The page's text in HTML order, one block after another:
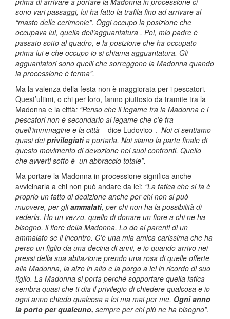
sono vari passaggi, lui ha fatto la trafila fino ad arrivare al
“masto delle cerimonie”. Oggi occupo la posizione che
occupava lui, quella dell’agguantatura . Poi, mio padre è
passato sotto al quadro, e la posizione che ha occupato
prima lui e che occupo io si chiama agguantatura. Gli
agguantatori sono quelli che sorreggono la Madonna quando
la processione è ferma”.
Ma la valenza della festa non è maggiorata per i pescatori.
Quest’ultimi, o chi per loro, fanno piuttosto da tramite tra la
Madonna e la città: “Penso che il legame fra la Madonna e i
pescatori non è secondario al legame che c’è fra
quell’immmagine e la città – dice Ludovico-. Noi ci sentiamo
quasi deiprivilegiatia portarla. Noi siamo la parte finale di
questo movimento di devozione nei suoi confronti. Quello
che avverti sotto è un abbraccio totale”.
Ma portare la Madonna in processione significa anche
avvicinarla a chi non può andare da lei: “La fatica che si fa è
proprio un fatto di dedizione anche per chi non si può
muovere, per gliammalati, per chi non ha la possibilità di
vederla. Ho un vezzo, quello di donare un fiore a chi ne ha
bisogno, il fiore della Madonna. Lo do ai parenti di un
ammalato se li incontro. C’è una mia amica carissima che ha
perso un figlio da una decina di anni, e io quando arrivo nei
pressi della sua abitazione prendo una rosa di quelle offerte
alla Madonna, la alzo in alto e la porgo a lei in ricordo di suo
figlio. La Madonna si porta perché sopportare quella fatica
sembra quasi che ti dia il privilegio di chiedere qualcosa e io
ogni anno chiedo qualcosa a lei ma mai per me. Ogni anno
la porto per qualcuno, sempre per chi più ne ha bisogno”.